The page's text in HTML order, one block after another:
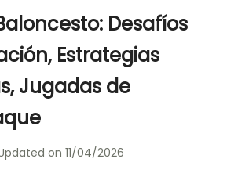
Desafíos
Estrategias
Jugadas de
on 11/04/2026